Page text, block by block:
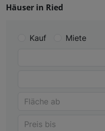
Häuser in Ried
Kauf Miete